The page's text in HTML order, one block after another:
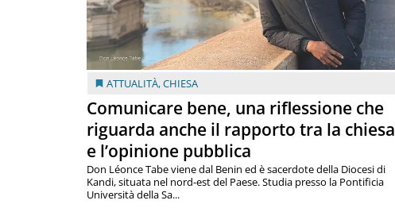
ATTUALITÀ,CHIESA
Comunicare bene, una riflessione che
riguarda anche il rapporto tra la chiesa
e l’opinione pubblica
Don Léonce Tabe viene dal Benin ed è sacerdote della Diocesi di
Kandi, situata nel nord-est del Paese. Studia presso la Pontificia
Università della Sa...